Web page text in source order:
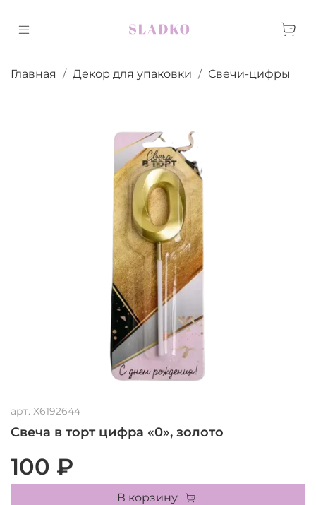
Главная Декор для упаковки Свечи-цифры
арт. X6192644
Свеча в торт цифра «0», золото
100 ₽
В корзину